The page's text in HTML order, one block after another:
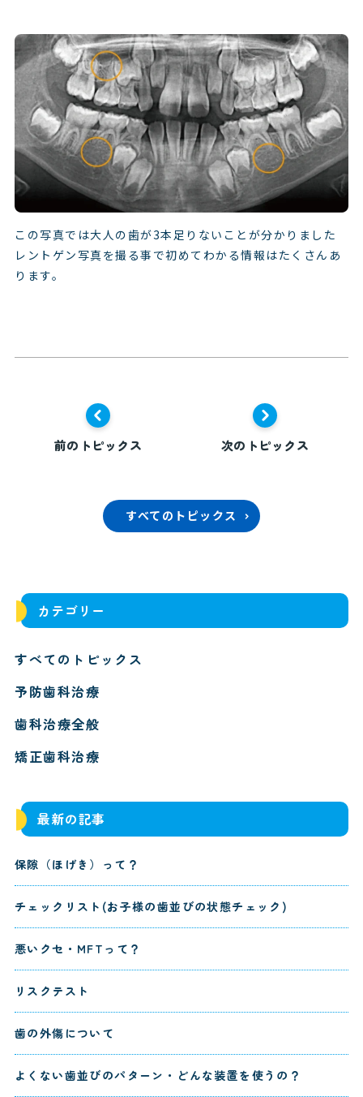
この写真では大人の歯が3本足りないことが分かりました
レントゲン写真を撮る事で初めてわかる情報はたくさんあ
ります。
前のトピックス 次のトピックス
すべてのトピックス
カテゴリー
すべてのトピックス
予防歯科治療
歯科治療全般
矯正歯科治療
最新の記事
保隙（ほげき）って？
チェックリスト(お子様の歯並びの状態チェック)
悪いクセ・MFTって？
リスクテスト
歯の外傷について
よくない歯並びのパターン・どんな装置を使うの？